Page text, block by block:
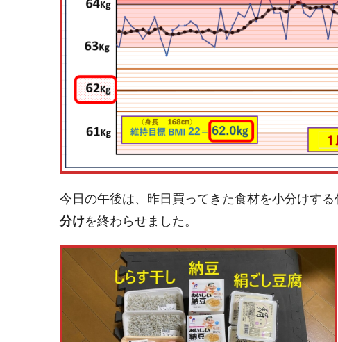
今日の午後は、昨日買ってきた食材を小分けす
分けを終わらせました。